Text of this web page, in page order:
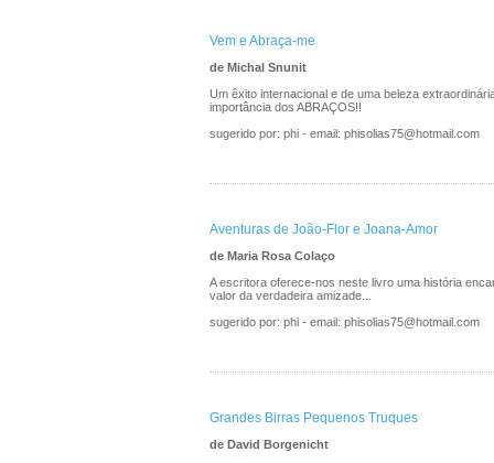
Vem e Abraça-me
de Michal Snunit
Um êxito internacional e de uma beleza
importância dos ABRAÇOS!!
sugerido por: phi - email: phisolias75@hotmail.com
Aventuras de João-Flor e Joana-Amor
de Maria Rosa Colaço
A escritora oferece-nos neste livro uma história
valor da verdadeira amizade...
sugerido por: phi - email: phisolias75@hotmail.com
Grandes Birras Pequenos Truques
de David Borgenicht